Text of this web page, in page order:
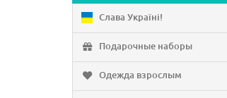
Слава Україні!
Подарочные наборы
Одежда взрослым